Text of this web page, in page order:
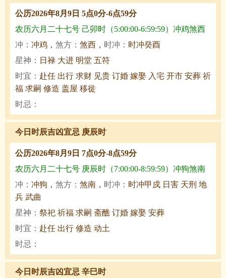
公历2026年8月9日 5点0分-6点59分
农历六月二十七号 己卯时（5:00:00-6:59:59）冲鸡煞西
冲： 冲鸡， 煞方： 煞西， 时冲： 时冲癸酉
星神： 日禄 大进 明堂 五符
时宜： 赴任 出行 求财 见贵 订婚 嫁娶 入宅 开市 安葬 祈
福 求嗣 修造 盖屋 移徙
时忌：
今日时辰吉凶宜忌 庚辰时
公历2026年8月9日 7点0分-8点59分
农历六月二十七号 庚辰时（7:00:00-8:59:59）冲狗煞南
冲： 冲狗， 煞方： 煞南， 时冲： 时冲甲戍 日害 天刑 地
兵 武曲
星神： 祭祀 祈福 求嗣 斋醮 订婚 嫁娶 安葬
时宜： 赴任 出行 修造 动土
时忌：
今日时辰吉凶宜忌 辛巳时